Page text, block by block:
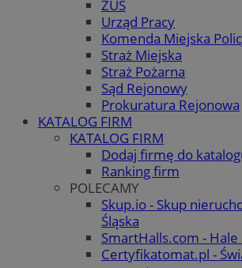
ZUS
Urząd Pracy
Komenda Miejska
Straż Miejska
Straż Pożarna
Sąd Rejonowy
Prokuratura Rejonowa
KATALOG FIRM
KATALOG FIRM
Dodaj firmę do
Ranking firm
POLECAMY
Skup.io - Skup
Śląska
SmartHalls.com -
Certyfikatomat.pl -